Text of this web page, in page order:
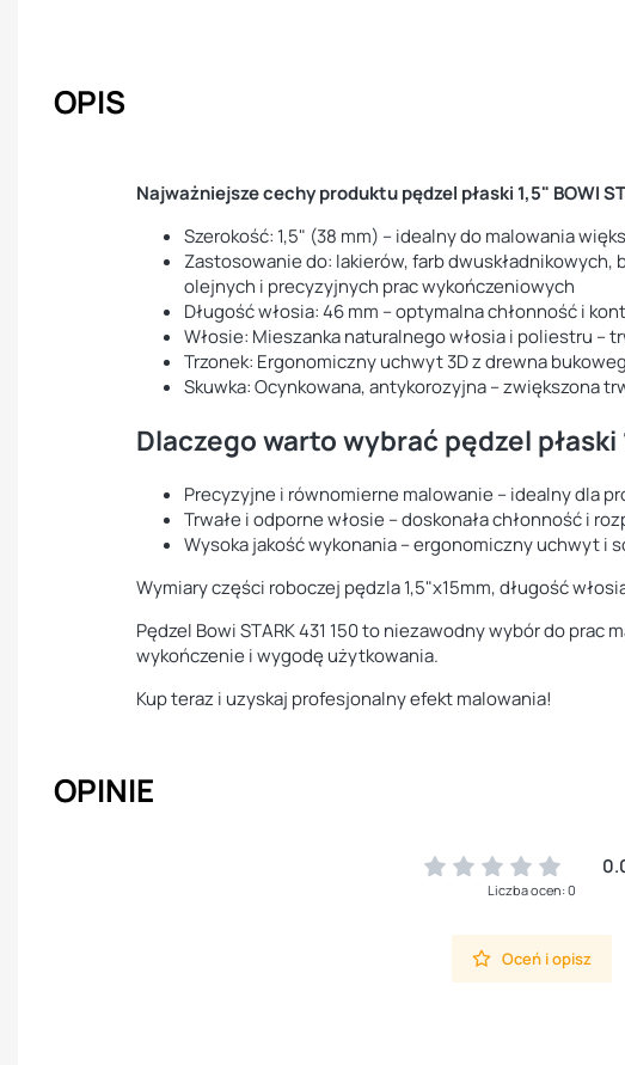
OPIS
Najważniejsze cechy produktu pędzel płaski 1,5" BOWI
Szerokość: 1,5" (38 mm) – idealny do malowania
Zastosowanie do: lakierów, farb
olejnych i precyzyjnych prac wykończeniowych
Długość włosia: 46 mm – optymalna chłonność i
Włosie: Mieszanka naturalnego włosia i poliestru –
Trzonek: Ergonomiczny uchwyt 3D z drewna
Skuwka: Ocynkowana, antykorozyjna – zwiększona
Dlaczego warto wybrać pędzel płaski
Precyzyjne i równomierne malowanie – idealny dla
Trwałe i odporne włosie – doskonała chłonność i
Wysoka jakość wykonania – ergonomiczny uchwyt i
Wymiary części roboczej pędzla 1,5"x15mm, długość
Pędzel Bowi STARK 431 150 to niezawodny wybór do prac
wykończenie i wygodę użytkowania.
Kup teraz i uzyskaj profesjonalny efekt malowania!
OPINIE
Liczba ocen: 0
Oceń i opisz